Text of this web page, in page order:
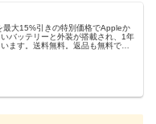
最大15%引きの特別価格でAppleか
バッテリーと外装が搭載され、1年
ます。送料無料。返品も無料で